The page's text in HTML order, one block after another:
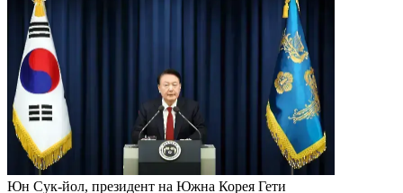
Юн Сук-йол, президент на Южна Корея Гети